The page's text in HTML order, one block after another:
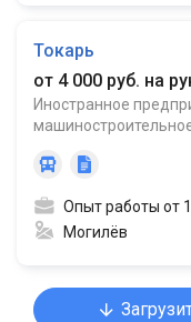
Токарь
от 4 000 руб. на
Иностранное
Опыт работы от
Могилёв